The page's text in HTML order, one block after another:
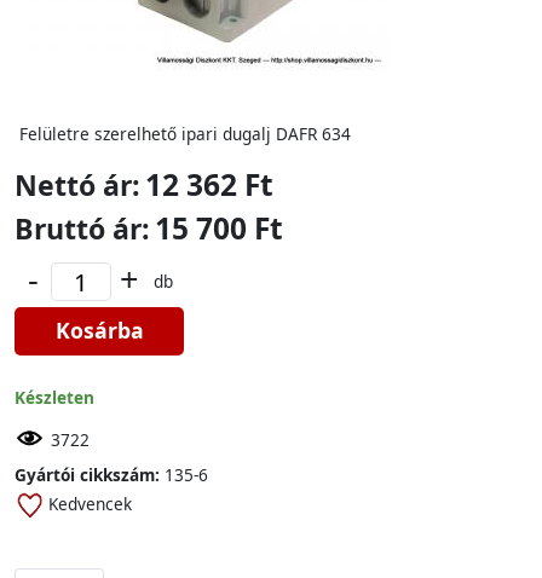
Felületre szerelhető ipari dugalj DAFR 634
Nettó ár:12 362 Ft
Bruttó ár:15 700 Ft
- + db
Kosárba
Készleten
3722
Gyártói cikkszám: 135-6
Kedvencek